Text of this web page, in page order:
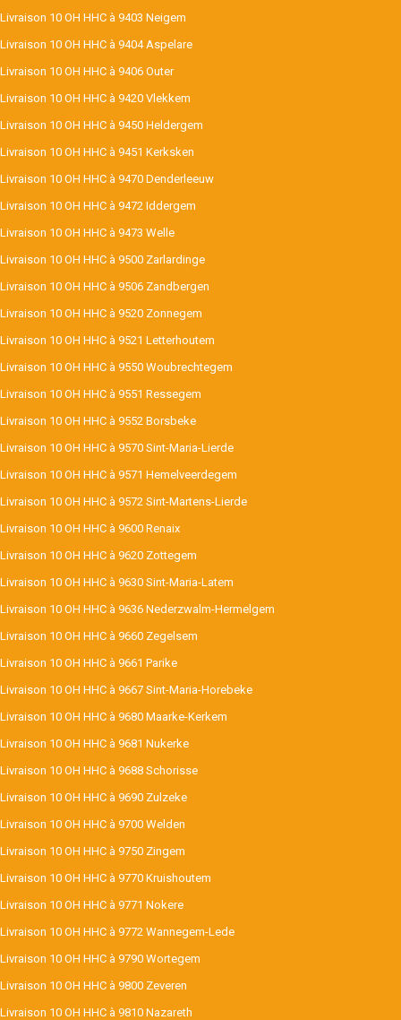
Livraison 10 OH HHC à 9403 Neigem
Livraison 10 OH HHC à 9404 Aspelare
Livraison 10 OH HHC à 9406 Outer
Livraison 10 OH HHC à 9420 Vlekkem
Livraison 10 OH HHC à 9450 Heldergem
Livraison 10 OH HHC à 9451 Kerksken
Livraison 10 OH HHC à 9470 Denderleeuw
Livraison 10 OH HHC à 9472 Iddergem
Livraison 10 OH HHC à 9473 Welle
Livraison 10 OH HHC à 9500 Zarlardinge
Livraison 10 OH HHC à 9506 Zandbergen
Livraison 10 OH HHC à 9520 Zonnegem
Livraison 10 OH HHC à 9521 Letterhoutem
Livraison 10 OH HHC à 9550 Woubrechtegem
Livraison 10 OH HHC à 9551 Ressegem
Livraison 10 OH HHC à 9552 Borsbeke
Livraison 10 OH HHC à 9570 Sint-Maria-Lierde
Livraison 10 OH HHC à 9571 Hemelveerdegem
Livraison 10 OH HHC à 9572 Sint-Martens-Lierde
Livraison 10 OH HHC à 9600 Renaix
Livraison 10 OH HHC à 9620 Zottegem
Livraison 10 OH HHC à 9630 Sint-Maria-Latem
Livraison 10 OH HHC à 9636 Nederzwalm-Hermelgem
Livraison 10 OH HHC à 9660 Zegelsem
Livraison 10 OH HHC à 9661 Parike
Livraison 10 OH HHC à 9667 Sint-Maria-Horebeke
Livraison 10 OH HHC à 9680 Maarke-Kerkem
Livraison 10 OH HHC à 9681 Nukerke
Livraison 10 OH HHC à 9688 Schorisse
Livraison 10 OH HHC à 9690 Zulzeke
Livraison 10 OH HHC à 9700 Welden
Livraison 10 OH HHC à 9750 Zingem
Livraison 10 OH HHC à 9770 Kruishoutem
Livraison 10 OH HHC à 9771 Nokere
Livraison 10 OH HHC à 9772 Wannegem-Lede
Livraison 10 OH HHC à 9790 Wortegem
Livraison 10 OH HHC à 9800 Zeveren
Livraison 10 OH HHC à 9810 Nazareth